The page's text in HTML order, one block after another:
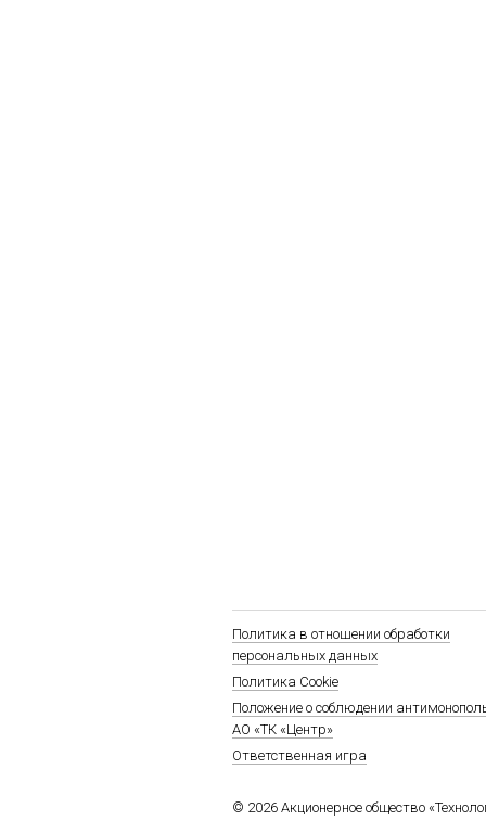
Политика в отношении обработки
персональных данных
Политика Cookie
Положение о соблюдении
АО «ТК «Центр»
Ответственная игра
© 2026 Акционерное общество